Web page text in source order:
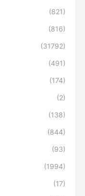
(821)
(816)
(31792)
(491)
(174)
(2)
(138)
(844)
(93)
(1994)
(17)